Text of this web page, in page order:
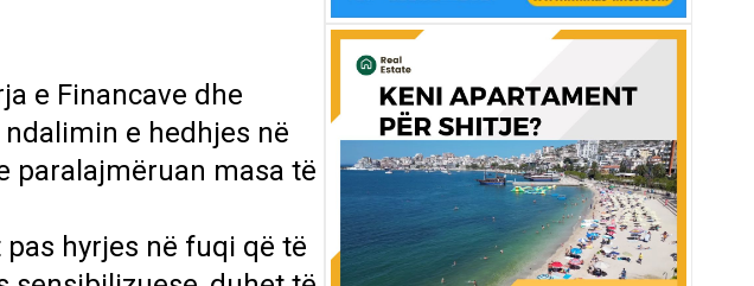
e Financave dhe
e hedhjes në
paralajmëruan masa të
hyrjes në fuqi që të